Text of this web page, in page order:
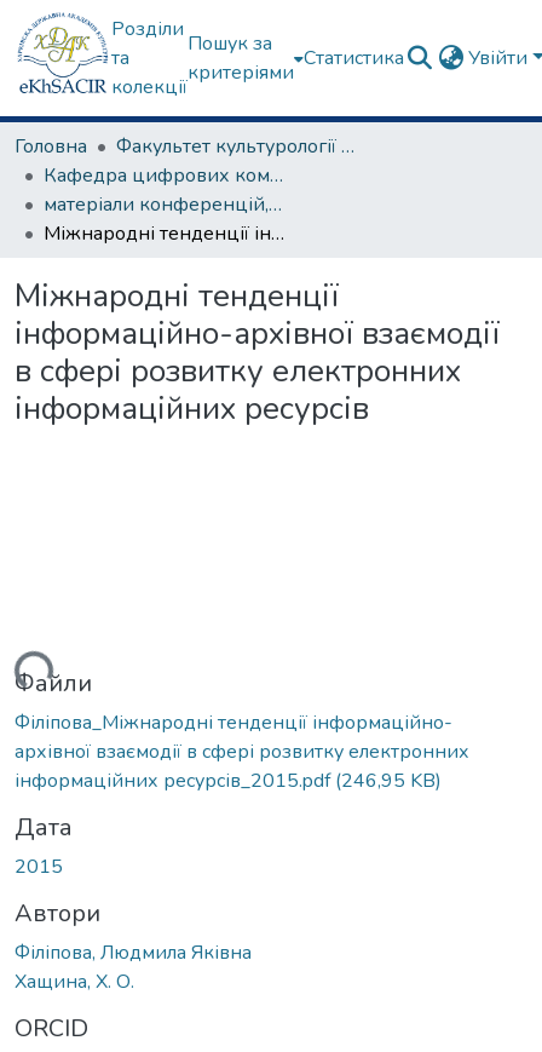
Розділи
та
колекції
Пошук за
критеріями
Статистика Увійти
Головна
Факультет культурології та соціальних комунікацій
Кафедра цифрових комунікацій та інформаційних технологій
матеріали конференцій, семінарів, круглих столів та ін.
Міжнародні тенденції інформаційно-архівної взаємодії в сфері розвитку електронних інформаційних ресурсів
Міжнародні тенденції
інформаційно-архівної взаємодії
в сфері розвитку електронних
інформаційних ресурсів
Файли
Філіпова_Міжнародні тенденції інформаційно-
архівної взаємодії в сфері розвитку електронних
інформаційних ресурсів_2015.pdf(246,95 KB)
Дата
2015
Автори
Філіпова, Людмила Яківна
Хащина, Х. О.
ORCID